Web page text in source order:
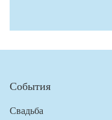
События
Свадьба